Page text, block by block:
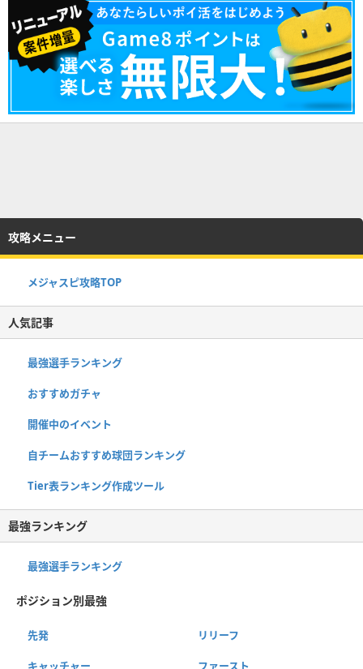
攻略メニュー
メジャスピ攻略TOP
人気記事
最強選手ランキング
おすすめガチャ
開催中のイベント
自チームおすすめ球団ランキング
Tier表ランキング作成ツール
最強ランキング
最強選手ランキング
ポジション別最強
先発 リリーフ
キャッチャー ファースト